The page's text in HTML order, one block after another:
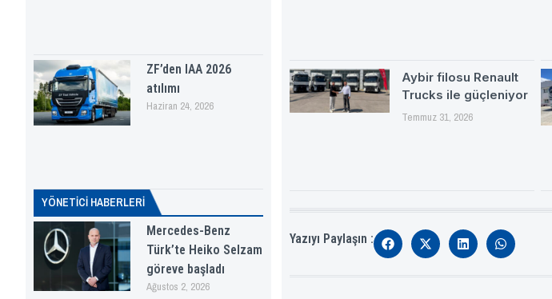
ZF’den IAA 2026
atılımı
Haziran 24, 2026
YÖNETICI HABERLERI
Mercedes-Benz
Türk’te Heiko Selzam
göreve başladı
Ağustos 2, 2026
Aybir filosu Renault
Trucks ile güçleniyor
Temmuz 31, 2026
Yazıyı Paylaşın :